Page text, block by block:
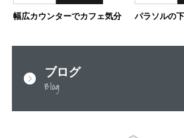
幅広カウンターでカフェ気分 パラソルの
ブログ
Blog